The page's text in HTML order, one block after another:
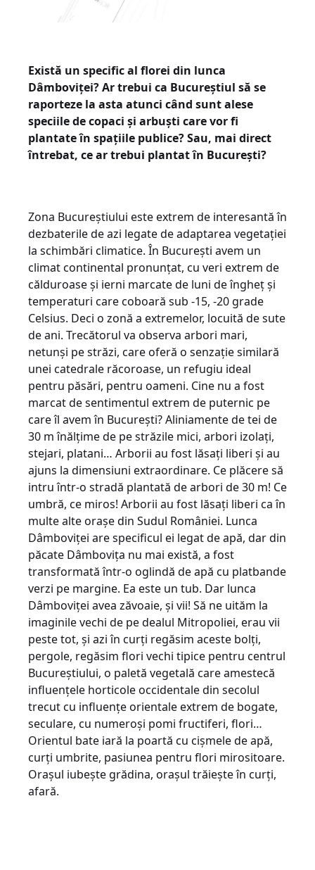
Există un specific al florei din lunca
Dâmboviței? Ar trebui ca Bucureștiul să se
raporteze la asta atunci când sunt alese
speciile de copaci și arbuști care vor fi
plantate în spațiile publice? Sau, mai direct
întrebat, ce ar trebui plantat în București?
Zona Bucureștiului este extrem de interesantă în
dezbaterile de azi legate de adaptarea vegetației
la schimbări climatice. În București avem un
climat continental pronunțat, cu veri extrem de
călduroase și ierni marcate de luni de îngheț și
temperaturi care coboară sub -15, -20 grade
Celsius. Deci o zonă a extremelor, locuită de sute
de ani. Trecătorul va observa arbori mari,
netunși pe străzi, care oferă o senzație similară
unei catedrale răcoroase, un refugiu ideal
pentru păsări, pentru oameni. Cine nu a fost
marcat de sentimentul extrem de puternic pe
care îl avem în București? Aliniamente de tei de
30 m înălțime de pe străzile mici, arbori izolați,
stejari, platani… Arborii au fost lăsați liberi și au
ajuns la dimensiuni extraordinare. Ce plăcere să
intru într-o stradă plantată de arbori de 30 m! Ce
umbră, ce miros! Arborii au fost lăsați liberi ca în
multe alte orașe din Sudul României. Lunca
Dâmboviței are specificul ei legat de apă, dar din
păcate Dâmbovița nu mai există, a fost
transformată într-o oglindă de apă cu platbande
verzi pe margine. Ea este un tub. Dar lunca
Dâmboviței avea zăvoaie, și vii! Să ne uităm la
imaginile vechi de pe dealul Mitropoliei, erau vii
peste tot, și azi în curți regăsim aceste bolți,
pergole, regăsim flori vechi tipice pentru centrul
Bucureștiului, o paletă vegetală care amestecă
influențele horticole occidentale din secolul
trecut cu influențe orientale extrem de bogate,
seculare, cu numeroși pomi fructiferi, flori…
Orientul bate iară la poartă cu cișmele de apă,
curți umbrite, pasiunea pentru flori mirositoare.
Orașul iubește grădina, orașul trăiește în curți,
afară.